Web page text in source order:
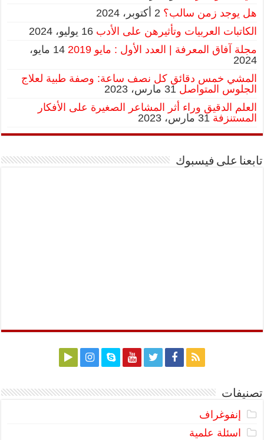
هل يوجد زمن سالب؟ 2 أكتوبر، 2024
الكاتبات العربيات وتأثيرهن على الأدب 16 يوليو، 2024
مجلة آفاق المعرفة | العدد الأول : مايو 2019
14 مايو،
2024
المشي خمس دقائق كل نصف ساعة: وصفة طبية لعلاج
الجلوس المتواصل 31 مارس، 2023
العلم الدقيق وراء أثر المشاعر الصغيرة على الأفكار
المستنزفة 31 مارس، 2023
تابعنا على فيسبوك
تصنيفات
إنفوغراف
اسئلة علمية